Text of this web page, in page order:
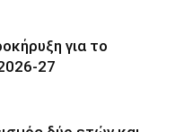
για το
27